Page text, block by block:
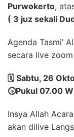
Purwokerto,
( 3 juz sekali
Agenda Tasmi’
secara live
🗓️ Sabtu, 26
🕟Pukul 07.00
Insya Allah
akan dilive